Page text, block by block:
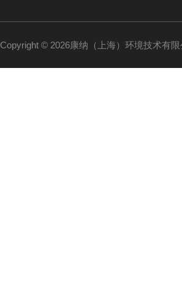
Copyright © 2026康纳（上海）环境技术有